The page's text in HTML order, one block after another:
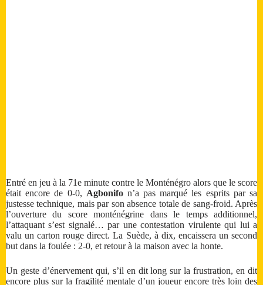
Entré en jeu à la 71e minute contre le Monténégro alors que le score
était encore de 0-0, Agbonifon’a pas marqué les esprits par sa
justesse technique, mais par son absence totale de sang-froid. Après
l’ouverture du score monténégrine dans le temps additionnel,
l’attaquant s’est signalé… par une contestation virulente qui lui a
valu un carton rouge direct. La Suède, à dix, encaissera un second
but dans la foulée : 2-0, et retour à la maison avec la honte.
Un geste d’énervement qui, s’il en dit long sur la frustration, en dit
encore plus sur la fragilité mentale d’un joueur encore très loin des